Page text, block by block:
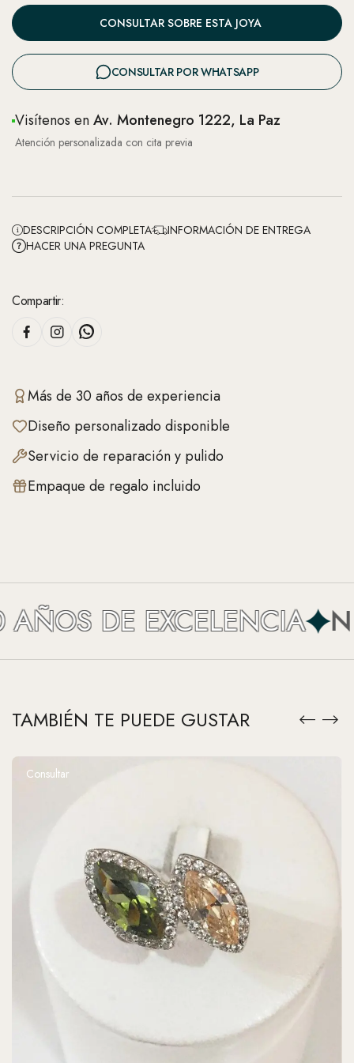
CONSULTAR SOBRE ESTA JOYA
CONSULTAR POR WHATSAPP
Visítenos enAv. Montenegro 1222, La Paz
Atención personalizada con cita previa
DESCRIPCIÓN COMPLETA
INFORMACIÓN DE ENTREGA
HACER UNA PREGUNTA
Compartir:
Más de 30 años de experiencia
Diseño personalizado disponible
Servicio de reparación y pulido
Empaque de regalo incluido
DE EXCELENCIA
TAMBIÉN TE PUEDE GUSTAR
Consultar